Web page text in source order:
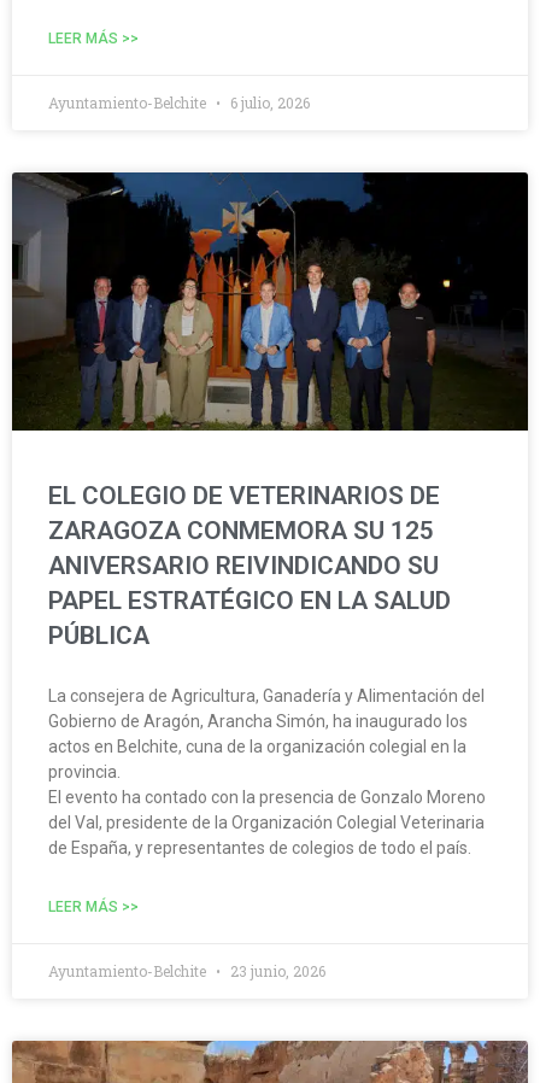
LEER MÁS >>
Ayuntamiento-Belchite 6 julio, 2026
EL COLEGIO DE VETERINARIOS DE
ZARAGOZA CONMEMORA SU 125
ANIVERSARIO REIVINDICANDO SU
PAPEL ESTRATÉGICO EN LA SALUD
PÚBLICA
La consejera de Agricultura, Ganadería y Alimentación del
Gobierno de Aragón, Arancha Simón, ha inaugurado los
actos en Belchite, cuna de la organización colegial en la
provincia.
El evento ha contado con la presencia de Gonzalo Moreno
del Val, presidente de la Organización Colegial Veterinaria
de España, y representantes de colegios de todo el país.
LEER MÁS >>
Ayuntamiento-Belchite 23 junio, 2026